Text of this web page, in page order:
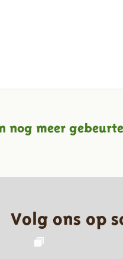
nog meer
Volg ons op